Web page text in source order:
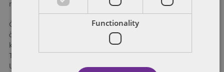
nitelikte genel bir kanaat geliştirdiği görülüyor.
Ön Rapor’un sektördeki rekabet hukuku endişelerinden ziyade
özellikle tedarikçilere yönelik alıcı gücünün kötüye
kullanılması konusuna odaklanıyor ve AB’nin Tarım ve Gıda
Tedarik Zincirinde İşletmeler Arası İlişkilerde Haksız Ticari
Uygulamalar Hakkında Direktifi doğrultusunda öneriler teklif
Functionality